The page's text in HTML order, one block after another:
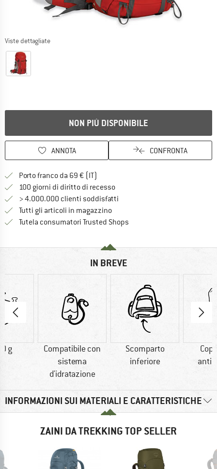
Viste dettagliate
NON PIÙ DISPONIBILE
ANNOTA CONFRONTA
Porto franco da 69 € (IT)
100 giorni di diritto di recessoVai alla politica di recesso qui
> 4.000.000 clienti soddisfatti
Tutti gli articoli in magazzino
Tutela consumatori Trusted Shops
IN BREVE
g
Compatibile con
sistema
d'idratazione
Scomparto
inferiore
INFORMAZIONI SUI MATERIALI E CARATTERISTICHE
ZAINI DA TREKKING TOP SELLER